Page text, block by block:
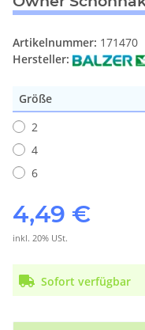
Artikelnummer: 171470
Hersteller:
Größe
2
4
6
4,49 €
inkl. 20% USt.
Sofort verfügbar